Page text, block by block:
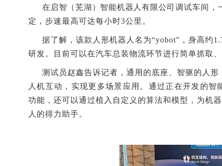
在启智（芜湖）智能机器人有限公司调试车间，
定，步速最高可达每小时3公里。
据了解，该款人形机器人名为“yobot”，身高约
研发。目前可以在汽车总装物流环节进行简单抓取
测试员赵鑫告诉记者，通用的底座、智驱的人
人机互动，实现更多场景应用。通过正在开发的
功能，还可以通过植入自定义的算法和模型，为机
人的得力助手。